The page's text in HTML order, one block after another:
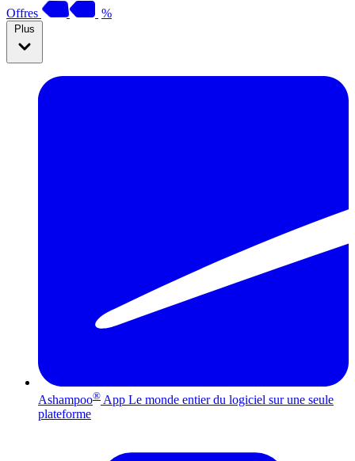
Offres %
Plus
Ashampoo® App Le monde entier du logiciel sur une seule
plateforme